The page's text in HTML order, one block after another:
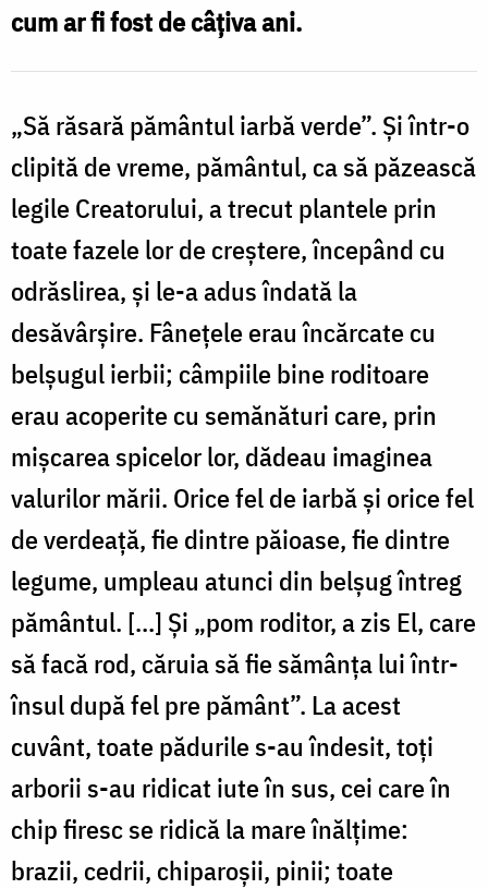
cum ar fi fost de câţiva ani.
„Să răsară pământul iarbă verde”. Şi într-o
clipită de vreme, pământul, ca să păzească
legile Creatorului, a trecut plantele prin
toate fazele lor de creştere, începând cu
odrăslirea, şi le-a adus îndată la
desăvârşire. Fâneţele erau încărcate cu
belşugul ierbii; câmpiile bine roditoare
erau acoperite cu semănături care, prin
mişcarea spicelor lor, dădeau imaginea
valurilor mării. Orice fel de iarbă şi orice fel
de verdeaţă, fie dintre păioase, fie dintre
legume, umpleau atunci din belşug întreg
pământul. [...] Şi „pom roditor, a zis El, care
să facă rod, căruia să fie sămânţa lui într-
însul după fel pre pământ”. La acest
cuvânt, toate pădurile s-au îndesit, toţi
arborii s-au ridicat iute în sus, cei care în
chip firesc se ridică la mare înălţime:
brazii, cedrii, chiparoşii, pinii; toate